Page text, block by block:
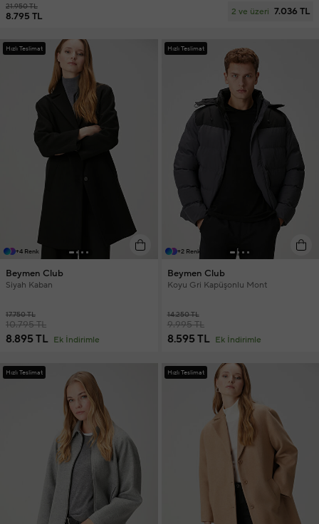
21.950 TL
8.795 TL 2 ve üzeri 7.036 TL
Hızlı Teslimat
+4 Renk
Beymen Club
Siyah Kaban
17.750 TL
10.795 TL
8.895 TL Ek İndirimle
Hızlı Teslimat
+2 Renk
Beymen Club
Koyu Gri Kapüşonlu Mont
14.250 TL
9.995 TL
8.595 TL Ek İndirimle
Hızlı Teslimat Hızlı Teslimat